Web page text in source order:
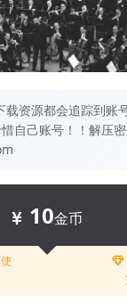
载资源都会追踪到账
自己账号！！解压
10金币